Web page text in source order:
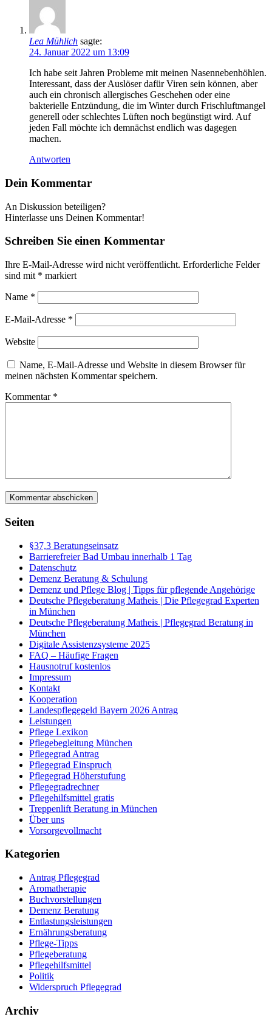
Lea Mühlich sagte:
24. Januar 2022 um 13:09
Ich habe seit Jahren Probleme mit meinen Nasennebenhöhlen.
Interessant, dass der Auslöser dafür Viren sein können, aber
auch ein chronisch allergisches Geschehen oder eine
bakterielle Entzündung, die im Winter durch Frischluftmangel
generell oder schlechtes Lüften noch begünstigt wird. Auf
jeden Fall möchte ich demnächst endlich was dagegen
machen.
Antworten
Dein Kommentar
An Diskussion beteiligen?
Hinterlasse uns Deinen Kommentar!
Schreiben Sie einen Kommentar
Ihre E-Mail-Adresse wird nicht veröffentlicht. Erforderliche Felder
sind mit * markiert
Name *
E-Mail-Adresse *
Website
Name, E-Mail-Adresse und Website in diesem Browser für
meinen nächsten Kommentar speichern.
Kommentar *
Seiten
§37,3 Beratungseinsatz
Barrierefreier Bad Umbau innerhalb 1 Tag
Datenschutz
Demenz Beratung & Schulung
Demenz und Pflege Blog | Tipps für pflegende Angehörige
Deutsche Pflegeberatung Matheis | Die Pflegegrad Experten
in München
Deutsche Pflegeberatung Matheis | Pflegegrad Beratung in
München
Digitale Assistenzsysteme 2025
FAQ – Häufige Fragen
Hausnotruf kostenlos
Impressum
Kontakt
Kooperation
Landespflegegeld Bayern 2026 Antrag
Leistungen
Pflege Lexikon
Pflegebegleitung München
Pflegegrad Antrag
Pflegegrad Einspruch
Pflegegrad Höherstufung
Pflegegradrechner
Pflegehilfsmittel gratis
Treppenlift Beratung in München
Über uns
Vorsorgevollmacht
Kategorien
Antrag Pflegegrad
Aromatherapie
Buchvorstellungen
Demenz Beratung
Entlastungsleistungen
Ernährungsberatung
Pflege-Tipps
Pflegeberatung
Pflegehilfsmittel
Politik
Widerspruch Pflegegrad
Archiv